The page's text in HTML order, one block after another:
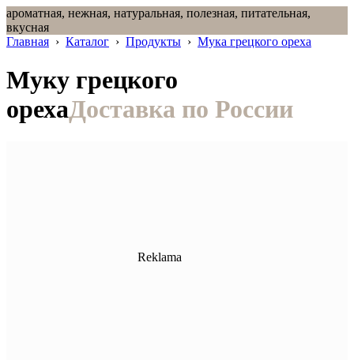
ароматная, нежная, натуральная, полезная, питательная,
вкусная
Главная › Каталог › Продукты › Мука грецкого ореха
Муку грецкого
орехаДоставка по России